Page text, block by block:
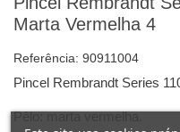
Marta Vermelha 4
Referência: 90911004
Pincel Rembrandt Series
Pêlo: marta vermelha.